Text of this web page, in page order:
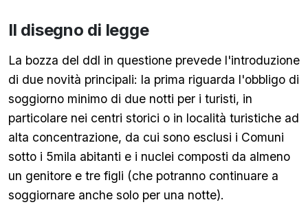
Il disegno di legge
La bozza del ddl in questione prevede l'introduzione
di due novità principali: la prima riguarda l'obbligo di
soggiorno minimo di due notti per i turisti, in
particolare nei centri storici o in località turistiche ad
alta concentrazione, da cui sono esclusi i Comuni
sotto i 5mila abitanti e i nuclei composti da almeno
un genitore e tre figli (che potranno continuare a
soggiornare anche solo per una notte).